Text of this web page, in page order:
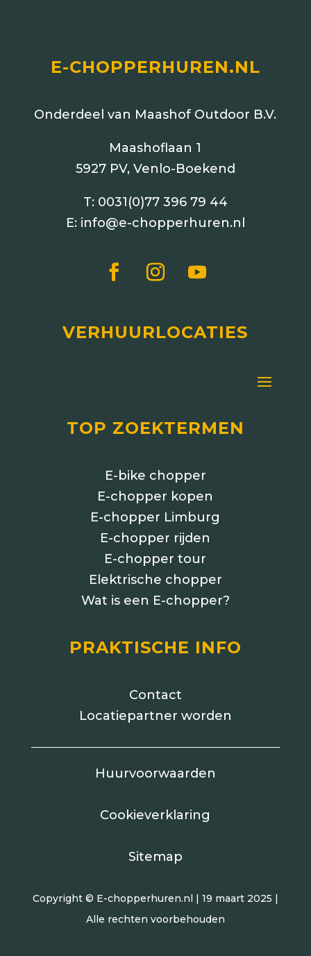
E-CHOPPERHUREN.NL
Onderdeel van Maashof Outdoor B.V.
Maashoflaan 1
5927 PV, Venlo-Boekend
T: 0031(0)77 396 79 44
E: info@e-chopperhuren.nl
VERHUURLOCATIES
TOP ZOEKTERMEN
E-bike chopper
E-chopper kopen
E-chopper Limburg
E-chopper rijden
E-chopper tour
Elektrische chopper
Wat is een E-chopper?
PRAKTISCHE INFO
Contact
Locatiepartner worden
Huurvoorwaarden
Cookieverklaring
Sitemap
Copyright © E-chopperhuren.nl | 19 maart 2025 |
Alle rechten voorbehouden